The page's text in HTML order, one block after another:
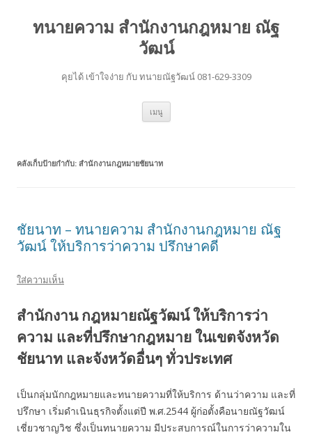
ทนายความ สำนักงานกฎหมาย ณัฐ
วัฒน์
คุยได้ เข้าใจง่าย กับ ทนายณัฐวัฒน์ 081-629-3309
เมนู ข้าม
ยัง
คลังเก็บป้ายกำกับ: สำนักงานกฎหมายชัยนาท
ชัยนาท – ทนายความ สำนักงานกฎหมาย ณัฐ
วัฒน์ ให้บริการว่าความ ปรึกษาคดี
ใส่ความเห็น
สำนักงาน กฎหมายณัฐวัฒน์ ให้บริการว่า
ความ และที่ปรึกษากฎหมาย ในเขตจังหวัด
ชัยนาท และจังหวัดอื่นๆ ทั่วประเทศ
เป็นกลุ่มนักกฎหมายและทนายความที่ให้บริการ ด้านว่าความ และที่
ปรึกษา เริ่มดำเนินธุรกิจตั้งแต่ปี พ.ศ.2544 ผู้ก่อตั้งคือนายณัฐวัฒน์
เชี่ยวชาญวิช ซึ่งเป็นทนายความ มีประสบการณ์ในการว่าความใน